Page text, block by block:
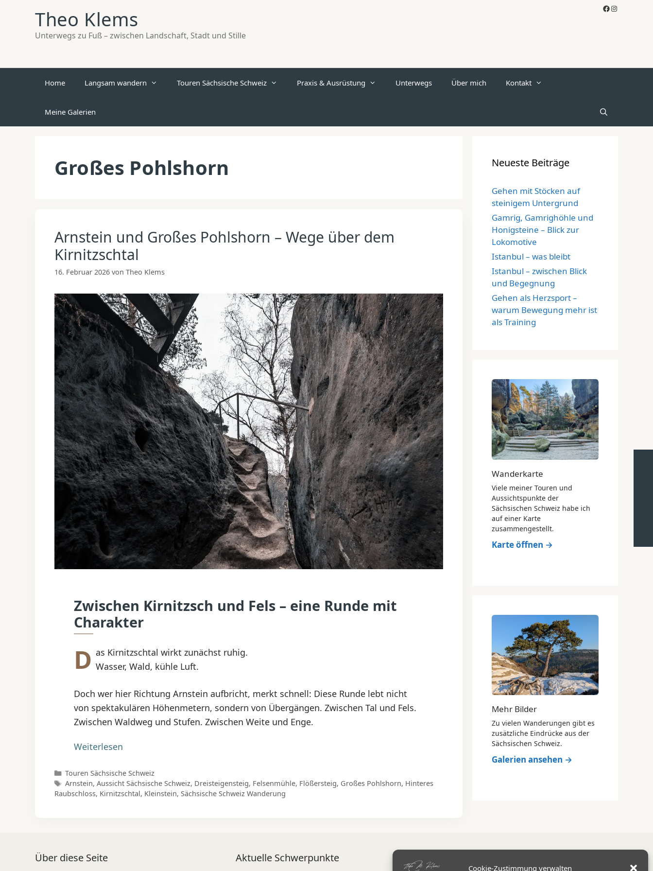
Cookie-Zustimmung verwalten
Facebook
Instagram
Theo Klems
Unterwegs zu Fuß – zwischen Landschaft, Stadt und Stille
Home Langsam wandern Touren Sächsische Schweiz Praxis & Ausrüstung Unterwegs Über mich Kontakt
Meine Galerien
Großes Pohlshorn
Arnstein und Großes Pohlshorn – Wege über dem
Kirnitzschtal
16. Februar 2026 von Theo Klems
Zwischen Kirnitzsch und Fels – eine Runde mit
Charakter
D as Kirnitzschtal wirkt zunächst ruhig.
Wasser, Wald, kühle Luft.
Doch wer hier Richtung Arnstein aufbricht, merkt schnell: Diese Runde lebt nicht
von spektakulären Höhenmetern, sondern von Übergängen. Zwischen Tal und Fels.
Zwischen Waldweg und Stufen. Zwischen Weite und Enge.
Weiterlesen
Kategorien
Touren Sächsische Schweiz
Schlagwörter
Arnstein, Aussicht Sächsische Schweiz, Dreisteigensteig, Felsenmühle, Flößersteig, Großes Pohlshorn, Hinteres
Raubschloss, Kirnitzschtal, Kleinstein, Sächsische Schweiz Wanderung
Neueste Beiträge
Gehen mit Stöcken auf
steinigem Untergrund
Gamrig, Gamrighöhle und
Honigsteine – Blick zur
Lokomotive
Istanbul – was bleibt
Istanbul – zwischen Blick
und Begegnung
Gehen als Herzsport –
warum Bewegung mehr ist
als Training
Wanderkarte
Viele meiner Touren und
Aussichtspunkte der
Sächsischen Schweiz habe ich
auf einer Karte
zusammengestellt.
Karte öffnen →
Mehr Bilder
Zu vielen Wanderungen gibt es
zusätzliche Eindrücke aus der
Sächsischen Schweiz.
Galerien ansehen →
Über diese Seite Aktuelle Schwerpunkte